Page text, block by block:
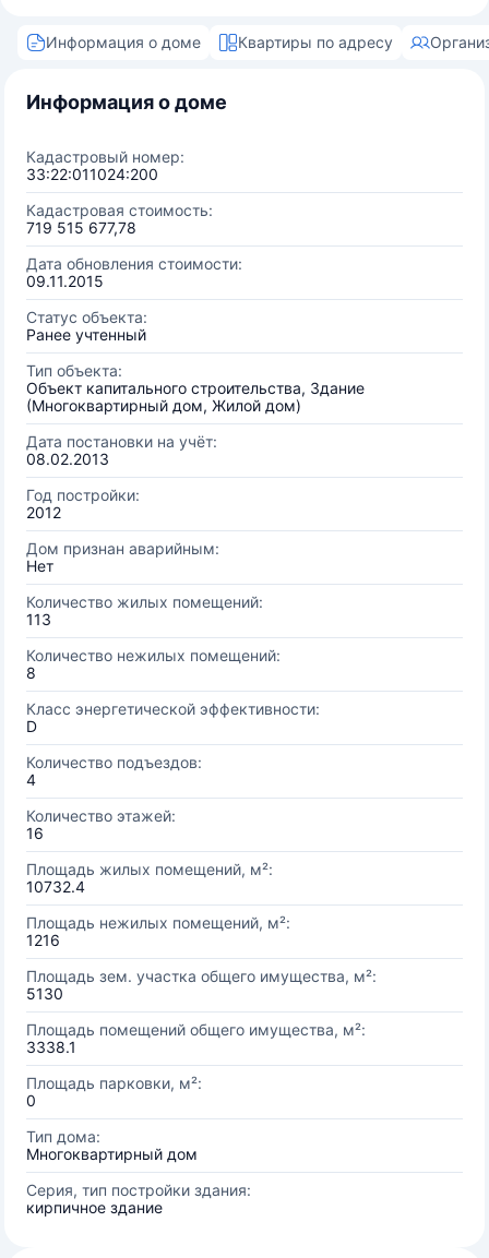
Информация о доме Квартиры по адресу
Информация о доме
Кадастровый номер:
33:22:011024:200
Кадастровая стоимость:
719 515 677,78
Дата обновления стоимости:
09.11.2015
Статус объекта:
Ранее учтенный
Тип объекта:
Объект капитального строительства, Здание
(Многоквартирный дом, Жилой дом)
Дата постановки на учёт:
08.02.2013
Год постройки:
2012
Дом признан аварийным:
Нет
Количество жилых помещений:
113
Количество нежилых помещений:
8
Класс энергетической эффективности:
D
Количество подъездов:
4
Количество этажей:
16
Площадь жилых помещений, м²:
10732.4
Площадь нежилых помещений, м²:
1216
Площадь зем. участка общего имущества, м²:
5130
Площадь помещений общего имущества, м²:
3338.1
Площадь парковки, м²:
0
Тип дома:
Многоквартирный дом
Серия, тип постройки здания:
кирпичное здание